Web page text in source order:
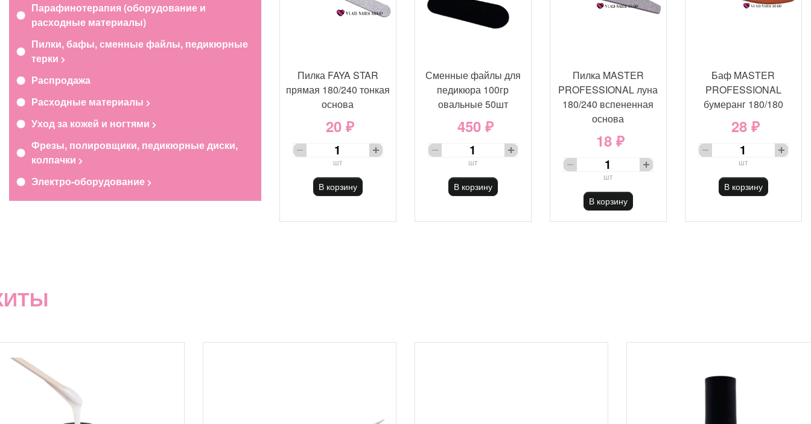
Парафинотерапия (оборудование и
расходные материалы)
Пилки, бафы, сменные файлы, педикюрные
терки
Распродажа
Расходные материалы
Уход за кожей и ногтями
Фрезы, полировщики, педикюрные диски,
колпачки
Электро-оборудование
Пилка FAYA STAR
прямая 180/240 тонкая
основа
20 ₽
шт
В корзину
Сменные файлы для
педикюра 100гр
овальные 50шт
450 ₽
шт
В корзину
Пилка MASTER
PROFESSIONAL луна
180/240 вспененная
основа
18 ₽
шт
В корзину
Баф MASTER
PROFESSIONAL
бумеранг 180/180
28 ₽
шт
В корзину